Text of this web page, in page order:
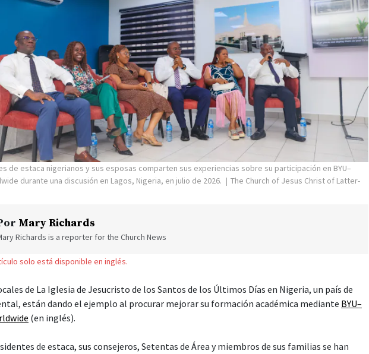
de estaca nigerianos y sus esposas comparten sus experiencias sobre su participación en BYU–
durante una discusión en Lagos, Nigeria, en julio de 2026.
The Church of Jesus Christ of Latter-
Mary Richards
Richards is a reporter for the Church News
solo está disponible en inglés.
de La Iglesia de Jesucristo de los Santos de los Últimos Días en Nigeria, un país de
están dando el ejemplo al procurar mejorar su formación académica mediante BYU–
(en inglés).
de estaca, sus consejeros, Setentas de Área y miembros de sus familias se han